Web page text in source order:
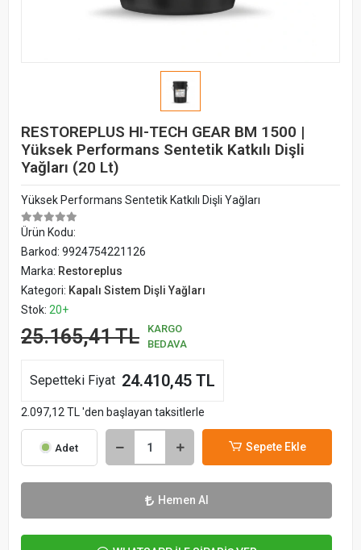
RESTOREPLUS HI-TECH GEAR BM 1500 |
Yüksek Performans Sentetik Katkılı Dişli
Yağları (20 Lt)
Yüksek Performans Sentetik Katkılı Dişli Yağları
Ürün Kodu:
Barkod: 9924754221126
Marka: Restoreplus
Kategori: Kapalı Sistem Dişli Yağları
Stok: 20+
25.165,41 TL
KARGO
BEDAVA
Sepetteki Fiyat 24.410,45 TL
2.097,12 TL 'den başlayan taksitlerle
Adet Sepete Ekle
Hemen Al